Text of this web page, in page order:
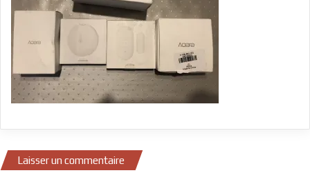
Laisser un commentaire